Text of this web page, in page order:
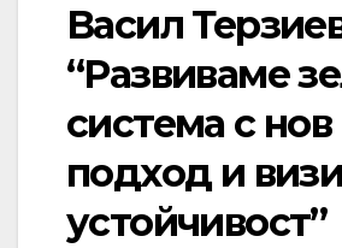
Васил
“Развиваме
система с нов
подход и
устойчивост”